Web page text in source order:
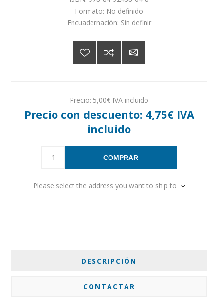
Formato: No definido
Encuadernación: Sin definir
Precio: 5,00€ IVA incluido
Precio con descuento: 4,75€ IVA
incluido
COMPRAR
Please select the address you want to ship to
DESCRIPCIÓN
CONTACTAR